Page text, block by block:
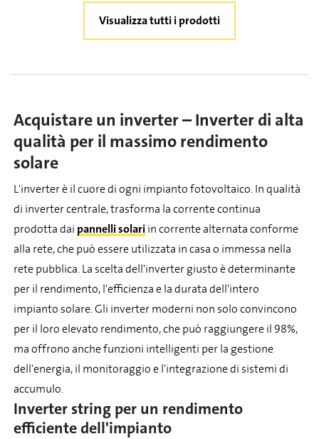
Visualizza tutti i prodotti
Acquistare un inverter – Inverter di alta
qualità per il massimo rendimento
solare
L'inverter è il cuore di ogni impianto fotovoltaico. In qualità
di inverter centrale, trasforma la corrente continua
prodotta dai pannelli solariin corrente alternata conforme
alla rete, che può essere utilizzata in casa o immessa nella
rete pubblica. La scelta dell'inverter giusto è determinante
per il rendimento, l'efficienza e la durata dell'intero
impianto solare. Gli inverter moderni non solo convincono
per il loro elevato rendimento, che può raggiungere il 98%,
ma offrono anche funzioni intelligenti per la gestione
dell'energia, il monitoraggio e l'integrazione di sistemi di
accumulo.
Inverter string per un rendimento
efficiente dell'impianto